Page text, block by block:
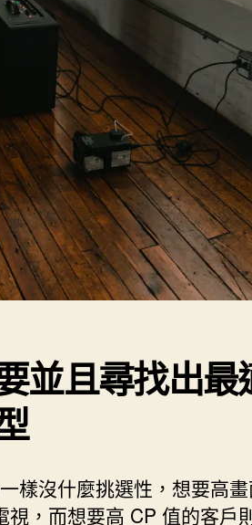
並且尋找出最
樣沒什麼挑選性，想要高
視，而想要高 CP 值的客戶